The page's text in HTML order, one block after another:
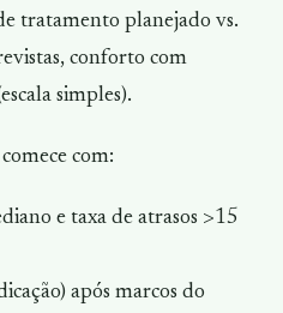
tratamento planejado vs.
conforto com
simples).
com:
e taxa de atrasos >15
após marcos do